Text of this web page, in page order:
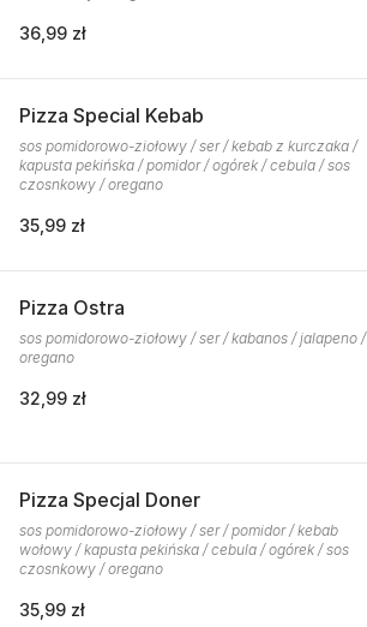
36,99 zł
Pizza Special Kebab
sos pomidorowo-ziołowy / ser / kebab z kurczaka /
kapusta pekińska / pomidor / ogórek / cebula / sos
czosnkowy / oregano
35,99 zł
Pizza Ostra
sos pomidorowo-ziołowy / ser / kabanos / jalapeno /
oregano
32,99 zł
Pizza Specjal Doner
sos pomidorowo-ziołowy / ser / pomidor / kebab
wołowy / kapusta pekińska / cebula / ogórek / sos
czosnkowy / oregano
35,99 zł